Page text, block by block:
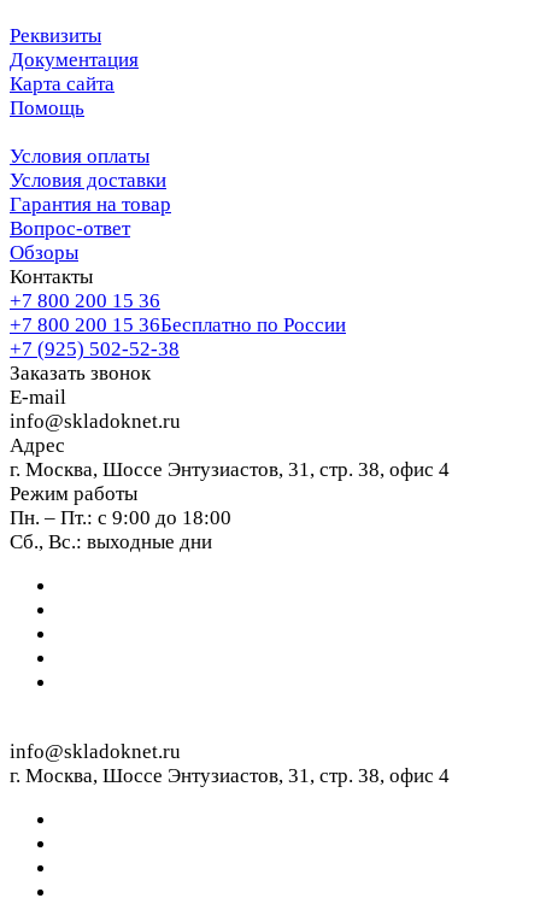
Реквизиты
Документация
Карта сайта
Помощь
Условия оплаты
Условия доставки
Гарантия на товар
Вопрос-ответ
Обзоры
Контакты
+7 800 200 15 36
+7 800 200 15 36Бесплатно по России
+7 (925) 502-52-38
Заказать звонок
E-mail
info@skladoknet.ru
Адрес
г. Москва, Шоссе Энтузиастов, 31, стр. 38, офис 4
Режим работы
Пн. – Пт.: с 9:00 до 18:00
Сб., Вс.: выходные дни
info@skladoknet.ru
г. Москва, Шоссе Энтузиастов, 31, стр. 38, офис 4